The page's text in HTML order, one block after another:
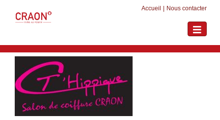
Accueil Nous contacter
Toggle